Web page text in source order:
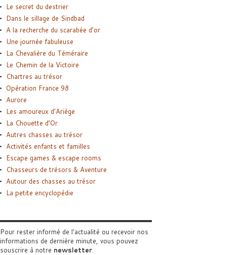
Le secret du destrier
Dans le sillage de Sindbad
A la recherche du scarabée d’or
Une journée fabuleuse
La Chevalière du Téméraire
Le Chemin de la Victoire
Chartres au trésor
Opération France 98
Aurore
Les amoureux d’Ariège
La Chouette d’Or
Autres chasses au trésor
Activités enfants et familles
Escape games & escape rooms
Chasseurs de trésors & Aventure
Autour des chasses au trésor
La petite encyclopédie
Pour rester informé de l'actualité ou recevoir nos
informations de dernière minute, vous pouvez
souscrire à notre newsletter.